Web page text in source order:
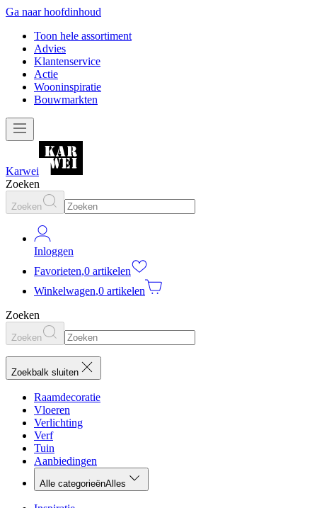
Ga naar hoofdinhoud
Toon hele assortiment
Advies
Klantenservice
Actie
Wooninspiratie
Bouwmarkten
Karwei
Zoeken
Zoeken
Inloggen
Favorieten,0 artikelen
Winkelwagen,0 artikelen
Zoeken
Zoeken
Zoekbalk sluiten
Raamdecoratie
Vloeren
Verlichting
Verf
Tuin
Aanbiedingen
Alle categorieënAlles